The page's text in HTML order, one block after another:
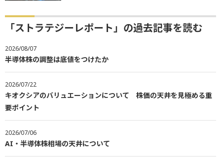
「ストラテジーレポート」の過去記事を読む
2026/08/07
半導体株の調整は底値をつけたか
2026/07/22
キオクシアのバリュエーションについて 株価の天井を見極める重
要ポイント
2026/07/06
AI・半導体株相場の天井について